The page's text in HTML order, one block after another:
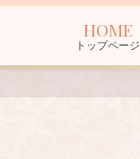
HOME
トップページ